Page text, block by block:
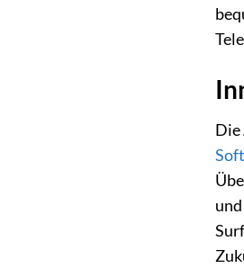
Die